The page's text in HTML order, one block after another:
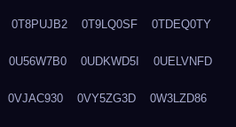
0T8PUJB2 0T9LQ0SF 0TDEQ0TY
0U56W7B0 0UDKWD5I 0UELVNFD
0VJAC930 0VY5ZG3D 0W3LZD86